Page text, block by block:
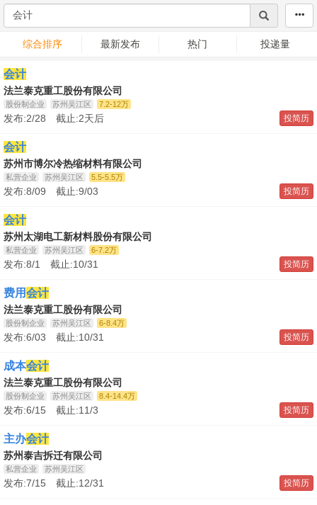
综合排序 最新发布 热门 投递量
会计
法兰泰克重工股份有限公司
股份制企业 苏州吴江区 7.2-12万
发布:2/28 截止:2天后 投简历
会计
苏州市博尔冷热缩材料有限公司
私营企业 苏州吴江区 5.5-5.5万
发布:8/09 截止:9/03 投简历
会计
苏州太湖电工新材料股份有限公司
私营企业 苏州吴江区 6-7.2万
发布:8/1 截止:10/31 投简历
费用会计
法兰泰克重工股份有限公司
股份制企业 苏州吴江区 6-8.4万
发布:6/03 截止:10/31 投简历
成本会计
法兰泰克重工股份有限公司
股份制企业 苏州吴江区 8.4-14.4万
发布:6/15 截止:11/3 投简历
主办会计
苏州泰吉拆迁有限公司
私营企业 苏州吴江区
发布:7/15 截止:12/31 投简历